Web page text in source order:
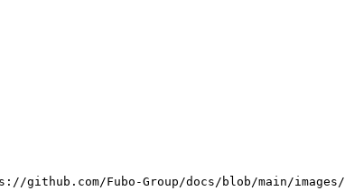
Fubo-Group/docs/blob/main/